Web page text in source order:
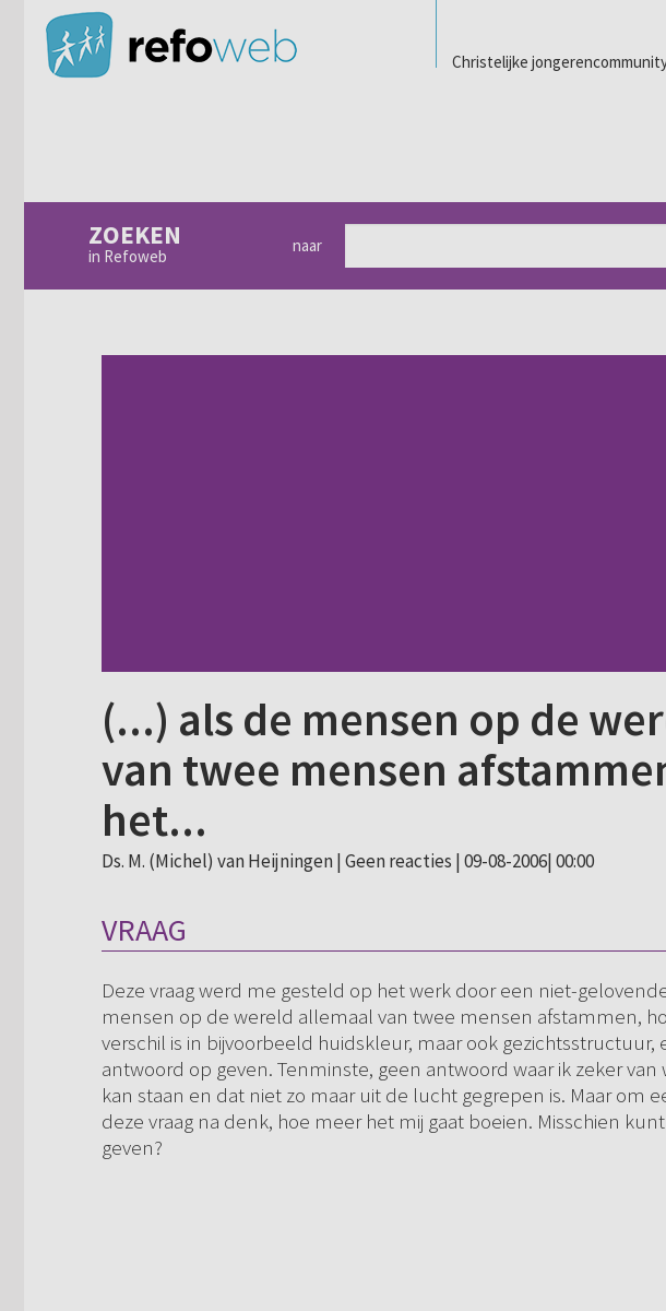
Christelijke
ZOEKEN
in Refoweb
naar
(...) als de mensen op de
van twee mensen
het...
Ds. M. (Michel) van Heijningen | Geen reacties | 09-08-2006| 00:00
VRAAG
Deze vraag werd me gesteld op het werk door een niet-
mensen op de wereld allemaal van twee mensen afstammen,
verschil is in bijvoorbeeld huidskleur, maar ook gezichtsstructuur,
antwoord op geven. Tenminste, geen antwoord waar ik zeker
kan staan en dat niet zo maar uit de lucht gegrepen is. Maar om
deze vraag na denk, hoe meer het mij gaat boeien. Misschien
geven?